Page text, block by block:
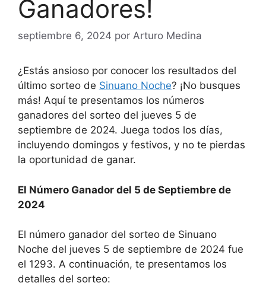
Ganadores!
septiembre 6, 2024 por Arturo Medina
¿Estás ansioso por conocer los resultados del
último sorteo de Sinuano Noche? ¡No busques
más! Aquí te presentamos los números
ganadores del sorteo del jueves 5 de
septiembre de 2024. Juega todos los días,
incluyendo domingos y festivos, y no te pierdas
la oportunidad de ganar.
El Número Ganador del 5 de Septiembre de
2024
El número ganador del sorteo de Sinuano
Noche del jueves 5 de septiembre de 2024 fue
el 1293. A continuación, te presentamos los
detalles del sorteo: